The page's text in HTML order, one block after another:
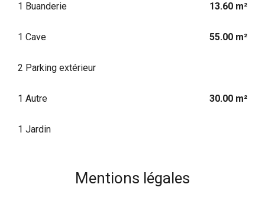
1 Buanderie 13.60 m²
1 Cave 55.00 m²
2 Parking extérieur
1 Autre 30.00 m²
1 Jardin
Mentions légales